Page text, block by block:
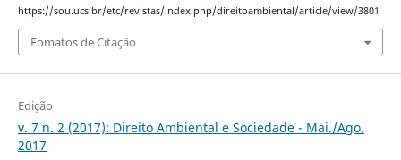
https://sou.ucs.br/etc/revistas/index.php/direitoambiental/article/view/3801
Fomatos de Citação
Edição
v. 7 n. 2 (2017): Direito Ambiental e Sociedade - Mai./Ago.
2017